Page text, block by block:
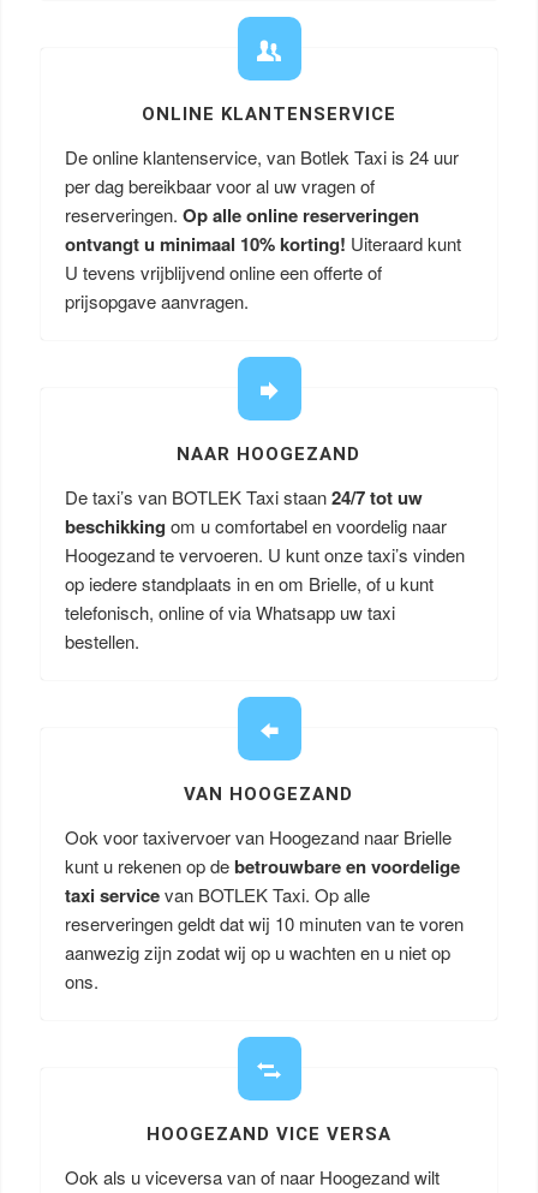
ONLINE KLANTENSERVICE
De online klantenservice, van Botlek Taxi is 24 uur
per dag bereikbaar voor al uw vragen of
reserveringen. Op alle online reserveringen
ontvangt u minimaal 10% korting! Uiteraard kunt
U tevens vrijblijvend online een offerte of
prijsopgave aanvragen.
NAAR HOOGEZAND
De taxi’s van BOTLEK Taxi staan24/7 tot uw
beschikking om u comfortabel en voordelig naar
Hoogezand te vervoeren. U kunt onze taxi’s vinden
op iedere standplaats in en om Brielle, of u kunt
telefonisch, online of via Whatsapp uw taxi
bestellen.
VAN HOOGEZAND
Ook voor taxivervoer van Hoogezand naar Brielle
kunt u rekenen op debetrouwbare en voordelige
taxi servicevan BOTLEK Taxi. Op alle
reserveringen geldt dat wij 10 minuten van te voren
aanwezig zijn zodat wij op u wachten en u niet op
ons.
HOOGEZAND VICE VERSA
Ook als u viceversa van of naar Hoogezand wilt